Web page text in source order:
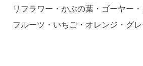
リフラワー・かぶの葉・ゴーヤー
フルーツ・いちご・オレンジ・グ